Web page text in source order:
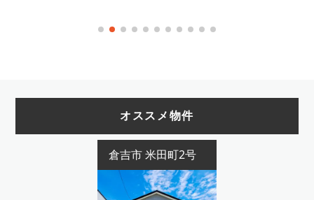
オススメ物件
倉吉市 米田町2号